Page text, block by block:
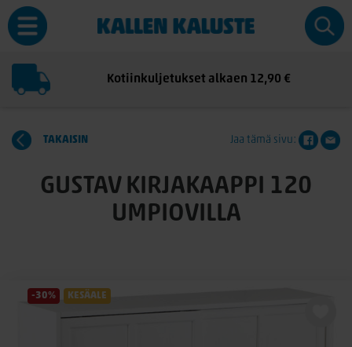
Kotiinkuljetukset alkaen 12,90 €
TAKAISIN Jaa tämä sivu:
GUSTAV KIRJAKAAPPI 120
UMPIOVILLA
-30% KESÄALE